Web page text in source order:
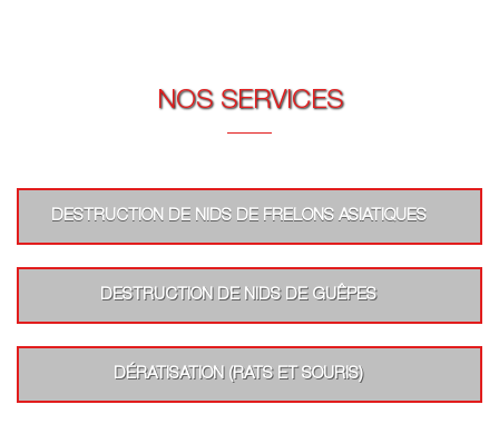
NOS SERVICES
DESTRUCTION DE NIDS DE FRELONS ASIATIQUES
DESTRUCTION DE NIDS DE GUÊPES
DÉRATISATION (RATS ET SOURIS)